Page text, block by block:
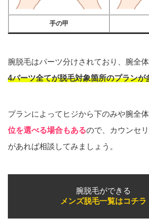
手の甲
腕脱毛はパーツ分けされており、腕全
4パーツ全てが脱毛対象箇所のプランが
プランによってヒジから下のみや腕全
位を選べる場合もあるので、カウンセ
があれば相談してみましょう。
腕脱毛ができる
メンズ脱毛一覧はコチラ